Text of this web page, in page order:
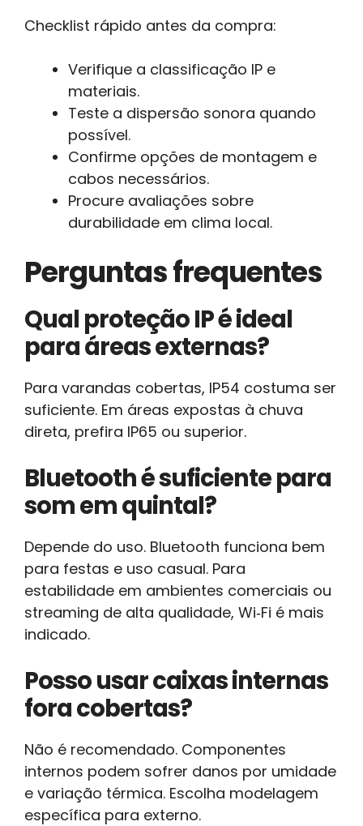
Checklist rápido antes da compra:
Verifique a classificação IP e
materiais.
Teste a dispersão sonora quando
possível.
Confirme opções de montagem e
cabos necessários.
Procure avaliações sobre
durabilidade em clima local.
Perguntas frequentes
Qual proteção IP é ideal
para áreas externas?
Para varandas cobertas, IP54 costuma ser
suficiente. Em áreas expostas à chuva
direta, prefira IP65 ou superior.
Bluetooth é suficiente para
som em quintal?
Depende do uso. Bluetooth funciona bem
para festas e uso casual. Para
estabilidade em ambientes comerciais ou
streaming de alta qualidade, Wi‑Fi é mais
indicado.
Posso usar caixas internas
fora cobertas?
Não é recomendado. Componentes
internos podem sofrer danos por umidade
e variação térmica. Escolha modelagem
específica para externo.